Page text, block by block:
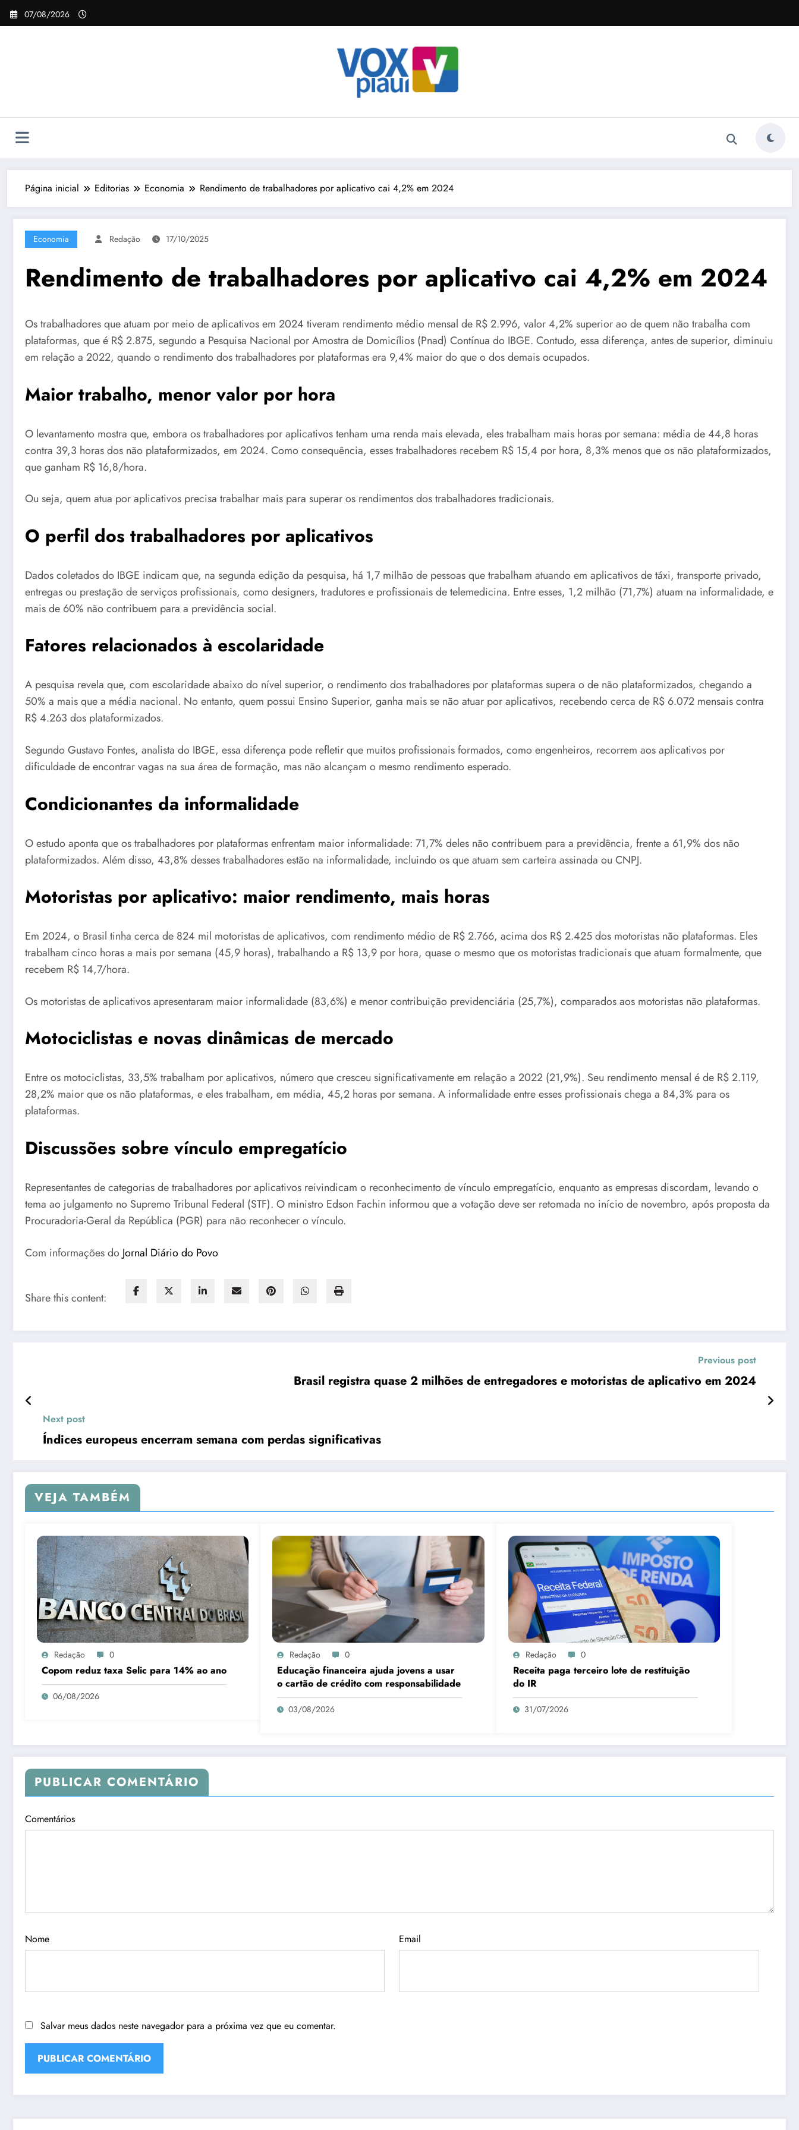
Pular
para
07/08/2026
Página inicial Editorias Economia Rendimento de trabalhadores por aplicativo cai 4,2% em 2024
Economia Redação 17/10/2025
Rendimento de trabalhadores por aplicativo cai 4,2% em 2024
Os trabalhadores que atuam por meio de aplicativos em 2024 tiveram rendimento médio mensal de R$ 2.996, valor 4,2% superior ao de quem não trabalha com
plataformas, que é R$ 2.875, segundo a Pesquisa Nacional por Amostra de Domicílios (Pnad) Contínua do IBGE. Contudo, essa diferença, antes de superior, diminuiu
em relação a 2022, quando o rendimento dos trabalhadores por plataformas era 9,4% maior do que o dos demais ocupados.
Maior trabalho, menor valor por hora
O levantamento mostra que, embora os trabalhadores por aplicativos tenham uma renda mais elevada, eles trabalham mais horas por semana: média de 44,8 horas
contra 39,3 horas dos não plataformizados, em 2024. Como consequência, esses trabalhadores recebem R$ 15,4 por hora, 8,3% menos que os não plataformizados,
que ganham R$ 16,8/hora.
Ou seja, quem atua por aplicativos precisa trabalhar mais para superar os rendimentos dos trabalhadores tradicionais.
O perfil dos trabalhadores por aplicativos
Dados coletados do IBGE indicam que, na segunda edição da pesquisa, há 1,7 milhão de pessoas que trabalham atuando em aplicativos de táxi, transporte privado,
entregas ou prestação de serviços profissionais, como designers, tradutores e profissionais de telemedicina. Entre esses, 1,2 milhão (71,7%) atuam na informalidade, e
mais de 60% não contribuem para a previdência social.
Fatores relacionados à escolaridade
A pesquisa revela que, com escolaridade abaixo do nível superior, o rendimento dos trabalhadores por plataformas supera o de não plataformizados, chegando a
50% a mais que a média nacional. No entanto, quem possui Ensino Superior, ganha mais se não atuar por aplicativos, recebendo cerca de R$ 6.072 mensais contra
R$ 4.263 dos plataformizados.
Segundo Gustavo Fontes, analista do IBGE, essa diferença pode refletir que muitos profissionais formados, como engenheiros, recorrem aos aplicativos por
dificuldade de encontrar vagas na sua área de formação, mas não alcançam o mesmo rendimento esperado.
Condicionantes da informalidade
O estudo aponta que os trabalhadores por plataformas enfrentam maior informalidade: 71,7% deles não contribuem para a previdência, frente a 61,9% dos não
plataformizados. Além disso, 43,8% desses trabalhadores estão na informalidade, incluindo os que atuam sem carteira assinada ou CNPJ.
Motoristas por aplicativo: maior rendimento, mais horas
Em 2024, o Brasil tinha cerca de 824 mil motoristas de aplicativos, com rendimento médio de R$ 2.766, acima dos R$ 2.425 dos motoristas não plataformas. Eles
trabalham cinco horas a mais por semana (45,9 horas), trabalhando a R$ 13,9 por hora, quase o mesmo que os motoristas tradicionais que atuam formalmente, que
recebem R$ 14,7/hora.
Os motoristas de aplicativos apresentaram maior informalidade (83,6%) e menor contribuição previdenciária (25,7%), comparados aos motoristas não plataformas.
Motociclistas e novas dinâmicas de mercado
Entre os motociclistas, 33,5% trabalham por aplicativos, número que cresceu significativamente em relação a 2022 (21,9%). Seu rendimento mensal é de R$ 2.119,
28,2% maior que os não plataformas, e eles trabalham, em média, 45,2 horas por semana. A informalidade entre esses profissionais chega a 84,3% para os
plataformas.
Discussões sobre vínculo empregatício
Representantes de categorias de trabalhadores por aplicativos reivindicam o reconhecimento de vínculo empregatício, enquanto as empresas discordam, levando o
tema ao julgamento no Supremo Tribunal Federal (STF). O ministro Edson Fachin informou que a votação deve ser retomada no início de novembro, após proposta da
Procuradoria-Geral da República (PGR) para não reconhecer o vínculo.
Com informações do Jornal Diário do Povo
Share this content:
Previous post
Brasil registra quase 2 milhões de entregadores e motoristas de aplicativo em 2024
Next post
Índices europeus encerram semana com perdas significativas
VEJA TAMBÉM
Redação 0
Copom reduz taxa Selic para 14% ao ano
06/08/2026
Redação 0
Educação financeira ajuda jovens a usar
o cartão de crédito com responsabilidade
03/08/2026
Redação 0
Receita paga terceiro lote de restituição
do IR
31/07/2026
PUBLICAR COMENTÁRIO
Comentários
Nome Email
Salvar meus dados neste navegador para a próxima vez que eu comentar.